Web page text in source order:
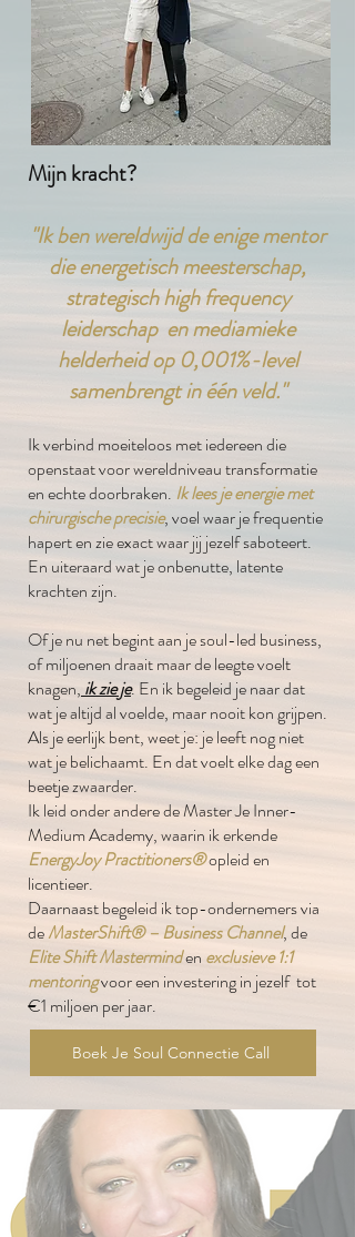
Mijn kracht?
"Ik ben wereldwijd de enige mentor
die energetisch meesterschap,
strategisch high frequency
leiderschap en mediamieke
helderheid op 0,001%-level
samenbrengt in één veld."
Ik verbind moeiteloos met iedereen die
openstaat voor wereldniveau transformatie
en echte doorbraken. Ik lees je energie met
chirurgische precisie, voel waar je frequentie
hapert en zie exact waar jij jezelf saboteert.
En uiteraard wat je onbenutte, latente
krachten zijn.
Of je nu net begint aan je soul-led business,
of miljoenen draait maar de leegte voelt
knagen, ik zie je. En ik begeleid je naar dat
wat je altijd al voelde, maar nooit kon grijpen.
Als je eerlijk bent, weet je: je leeft nog niet
wat je belichaamt. En dat voelt elke dag een
beetje zwaarder.
Ik leid onder andere de Master Je Inner-
Medium Academy, waarin ik erkende
EnergyJoy Practitioners®opleid en
licentieer.
Daarnaast begeleid ik top-ondernemers via
deMasterShift® – Business Channel, de
Elite Shift Masterminden exclusieve 1:1
mentoringvoor een investering in jezelf tot
€1 miljoen per jaar.
Boek Je Soul Connectie Call